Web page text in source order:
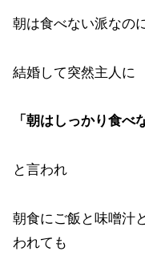
朝は食べない派なの
結婚して突然主人に
「朝はしっかり食べ
と言われ
朝食にご飯と味噌汁
われても